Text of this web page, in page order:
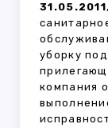
31.05.2011
уборку
компания